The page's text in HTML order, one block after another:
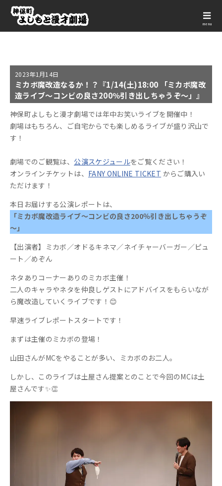
menu
2023年1月14日
ミカボ魔改造なるか！？『1/14(土)18:00 「ミカボ魔改
造ライブ～コンビの良さ200％引き出しちゃうぞ～」』
神保町よしもと漫才劇場では年中お笑いライブを開催中！
劇場はもちろん、ご自宅からでも楽しめるライブが盛り沢山で
す！
劇場でのご観覧は、 公演スケジュールをご覧ください！
オンラインチケットは、 FANY ONLINE TICKET からご購入い
ただけます！
本日お届けする公演レポートは、
「ミカボ魔改造ライブ～コンビの良さ200％引き出しちゃうぞ
～」
【出演者】ミカボ／オドるキネマ／ネイチャーバーガー／ピュ
ート／めぞん
ネタありコーナーありのミカボ主催！
二人のキャラやネタを仲良しゲストにアドバイスをもらいなが
ら魔改造していくライブです！😊
早速ライブレポートスタートです！
まずは主催のミカボの登場！
山田さんがMCをやることが多い、ミカボのお二人。
しかし、このライブは土屋さん提案とのことで今回のMCは土
屋さんです✨👏